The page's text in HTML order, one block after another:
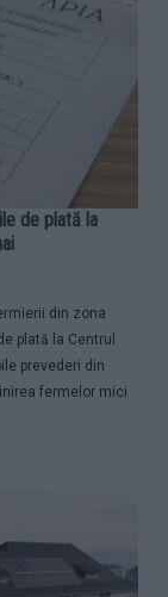
de plată la
din zona
plată la Centrul
prevederi din
fermelor mici